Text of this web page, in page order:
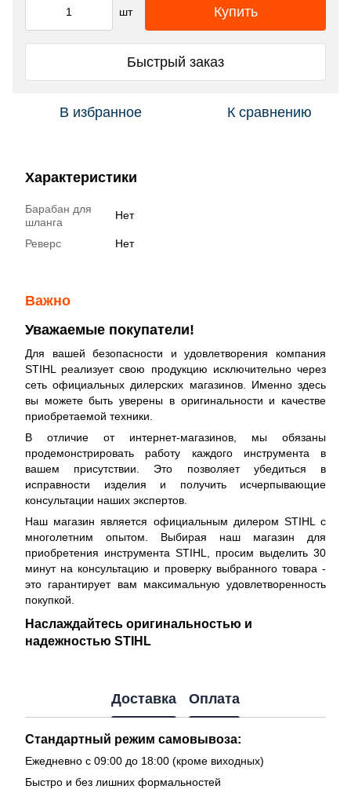
шт Купить
Быстрый заказ
В избранное К сравнению
Характеристики
Барабан для
шланга
Нет
Реверс Нет
Важно
Уважаемые покупатели!
Для вашей безопасности и удовлетворения компания
STIHL реализует свою продукцию исключительно через
сеть официальных дилерских магазинов. Именно здесь
вы можете быть уверены в оригинальности и качестве
приобретаемой техники.
В отличие от интернет-магазинов, мы обязаны
продемонстрировать работу каждого инструмента в
вашем присутствии. Это позволяет убедиться в
исправности изделия и получить исчерпывающие
консультации наших экспертов.
Наш магазин является официальным дилером STIHL с
многолетним опытом. Выбирая наш магазин для
приобретения инструмента STIHL, просим выделить 30
минут на консультацию и проверку выбранного товара -
это гарантирует вам максимальную удовлетворенность
покупкой.
Наслаждайтесь оригинальностью и
надежностью STIHL
Доставка Оплата
Стандартный режим самовывоза:
Ежедневно с 09:00 до 18:00 (кроме виходных)
Быстро и без лишних формальностей